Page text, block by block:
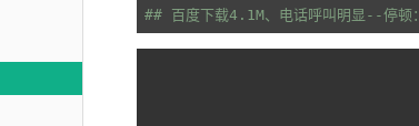
## 百度下载4.1M、电话呼叫明显--停顿：